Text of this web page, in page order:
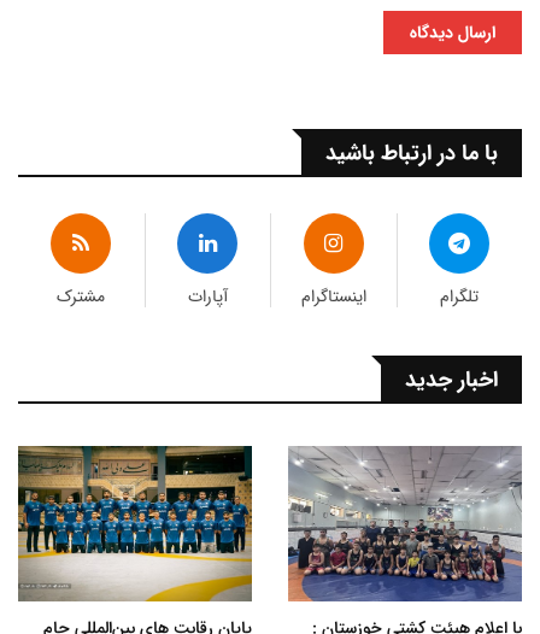
ارسال دیدگاه
با ما در ارتباط باشید
تلگرام اینستاگرام آپارات مشترک
اخبار جدید